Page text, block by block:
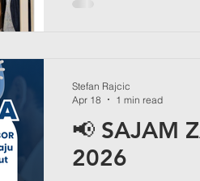
📢 SAJAM
2026
Stefan Rajcic
Apr 18
1 min read